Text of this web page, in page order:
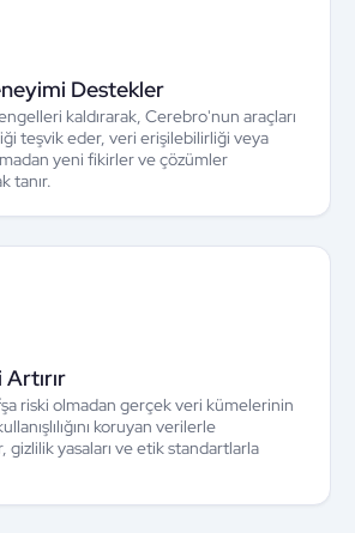
Destekler
kaldırarak, Cerebro'nun araçları
teşvik eder, veri erişilebilirliği veya
yeni fikirler ve çözümler
tanır.
riski olmadan gerçek veri kümelerinin
koruyan verilerle
gizlilik yasaları ve etik standartlarla